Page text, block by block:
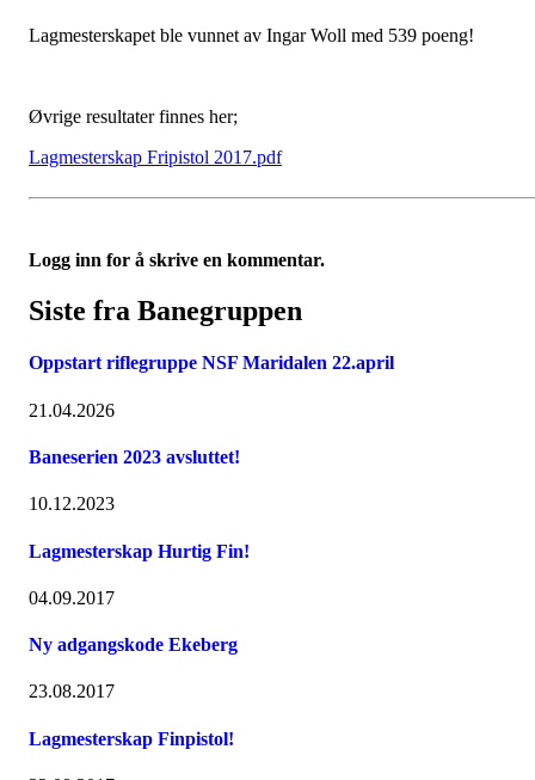
Lagmesterskapet ble vunnet av Ingar Woll med 539 poeng!
Øvrige resultater finnes her;
Lagmesterskap Fripistol 2017.pdf
Logg inn for å skrive en kommentar.
Siste fra Banegruppen
Oppstart riflegruppe NSF Maridalen 22.april
21.04.2026
Baneserien 2023 avsluttet!
10.12.2023
Lagmesterskap Hurtig Fin!
04.09.2017
Ny adgangskode Ekeberg
23.08.2017
Lagmesterskap Finpistol!